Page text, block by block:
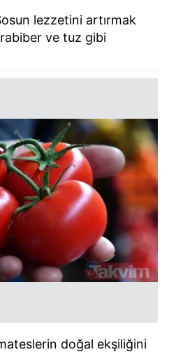
lezzetini artırmak
ve tuz gibi
doğal ekşiliğini